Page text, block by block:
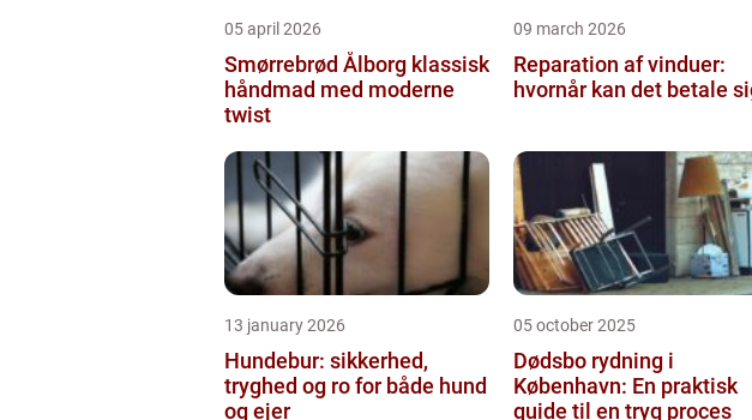
05 april 2026
Smørrebrød Ålborg klassisk
håndmad med moderne
twist
09 march 2026
Reparation af vinduer:
hvornår kan det betale
13 january 2026
Hundebur: sikkerhed,
tryghed og ro for både hund
og ejer
05 october 2025
Dødsbo rydning i
København: En praktisk
guide til en tryg proces